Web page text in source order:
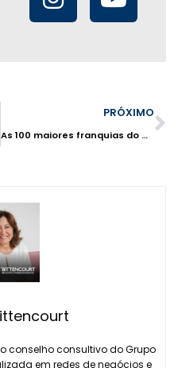
PRÓXIMO
As 100 maiores franquias do mundo
conselho consultivo do Grupo
em redes de negócios e